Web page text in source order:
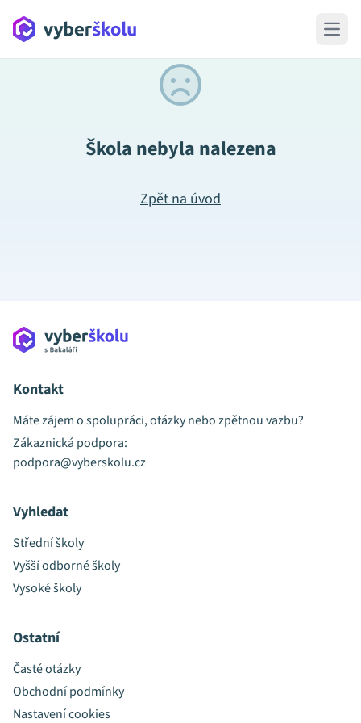
Open
Škola nebyla nalezena
Zpět na úvod
Kontakt
Máte zájem o spolupráci, otázky nebo zpětnou vazbu?
Zákaznická podpora:
podpora@vyberskolu.cz
Vyhledat
Střední školy
Vyšší odborné školy
Vysoké školy
Ostatní
Časté otázky
Obchodní podmínky
Nastavení cookies